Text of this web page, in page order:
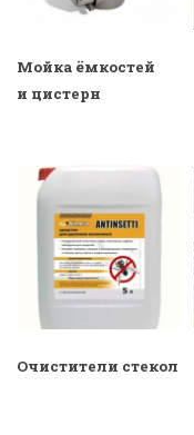
Мойка ёмкостей
и цистерн
Очистители стекол